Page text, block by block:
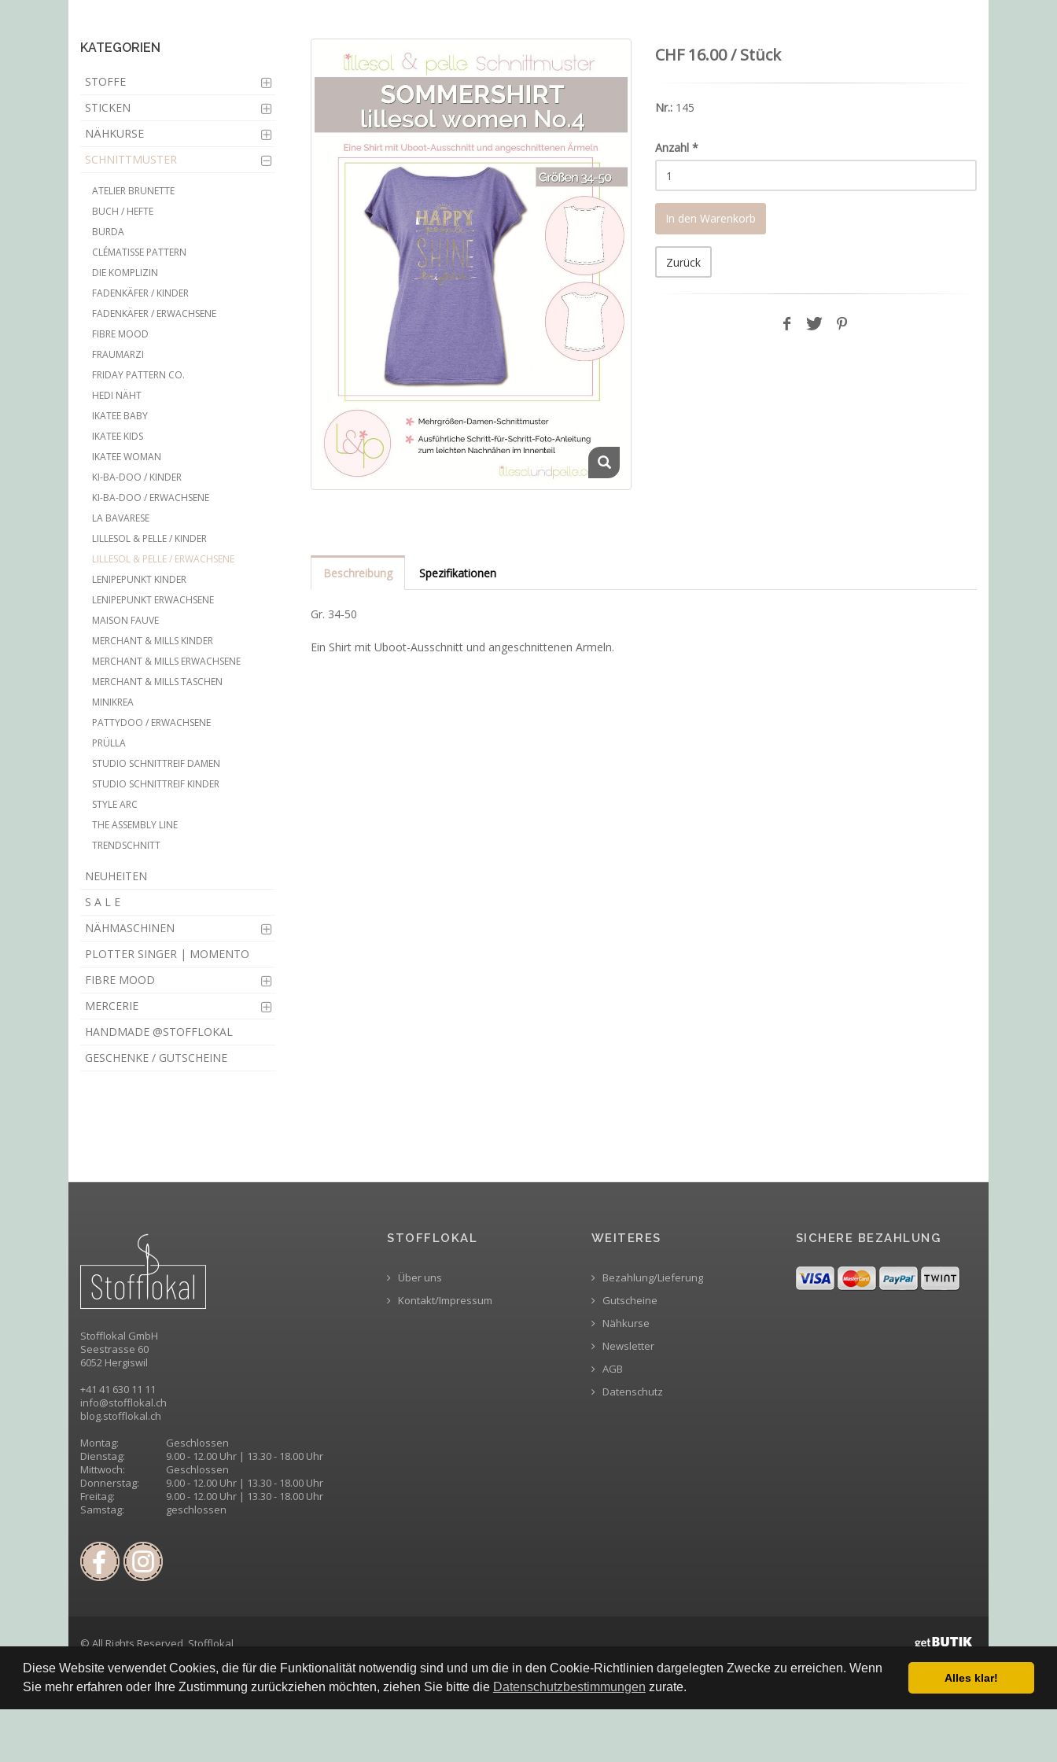
Diese Website verwendet Cookies, die für die Funktionalität notwendig sind und um die in den Cookie-Richtlinien dargelegten Zwecke zu erreichen. Wenn
Sie mehr erfahren oder Ihre Zustimmung zurückziehen möchten, ziehen Sie bitte die Datenschutzbestimmungen zurate.
Alles klar!
KATEGORIEN
STOFFE
STICKEN
NÄHKURSE
SCHNITTMUSTER
ATELIER BRUNETTE
BUCH / HEFTE
BURDA
CLÉMATISSE PATTERN
DIE KOMPLIZIN
FADENKÄFER / KINDER
FADENKÄFER / ERWACHSENE
FIBRE MOOD
FRAUMARZI
FRIDAY PATTERN CO.
HEDI NÄHT
IKATEE BABY
IKATEE KIDS
IKATEE WOMAN
KI-BA-DOO / KINDER
KI-BA-DOO / ERWACHSENE
LA BAVARESE
LILLESOL & PELLE / KINDER
LILLESOL & PELLE / ERWACHSENE
LENIPEPUNKT KINDER
LENIPEPUNKT ERWACHSENE
MAISON FAUVE
MERCHANT & MILLS KINDER
MERCHANT & MILLS ERWACHSENE
MERCHANT & MILLS TASCHEN
MINIKREA
PATTYDOO / ERWACHSENE
PRÜLLA
STUDIO SCHNITTREIF DAMEN
STUDIO SCHNITTREIF KINDER
STYLE ARC
THE ASSEMBLY LINE
TRENDSCHNITT
NEUHEITEN
S A L E
NÄHMASCHINEN
PLOTTER SINGER | MOMENTO
FIBRE MOOD
MERCERIE
HANDMADE @STOFFLOKAL
GESCHENKE / GUTSCHEINE
CHF 16.00 / Stück
Nr.: 145
Anzahl *
In den Warenkorb
Zurück
Beschreibung Spezifikationen
Gr. 34-50
Ein Shirt mit Uboot-Ausschnitt und angeschnittenen Armeln.
Stofflokal GmbH
Seestrasse 60
6052 Hergiswil
+41 41 630 11 11
info@stofflokal.ch
blog.stofflokal.ch
Montag:
Geschlossen
Dienstag:
9.00 - 12.00 Uhr | 13.30 - 18.00 Uhr
Mittwoch:
Geschlossen
Donnerstag:
9.00 - 12.00 Uhr | 13.30 - 18.00 Uhr
Freitag:
9.00 - 12.00 Uhr | 13.30 - 18.00 Uhr
Samstag:
geschlossen
STOFFLOKAL
Über uns
Kontakt/Impressum
WEITERES
Bezahlung/Lieferung
Gutscheine
Nähkurse
Newsletter
AGB
Datenschutz
SICHERE BEZAHLUNG
© All Rights Reserved, Stofflokal